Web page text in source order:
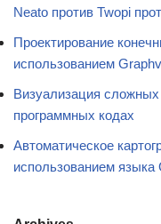
Neato против Twopi
Проектирование
использованием
Визуализация
программных кодах
Автоматическое
использованием языка